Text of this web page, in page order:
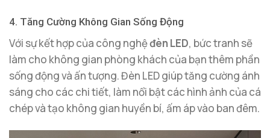
4. Tăng Cường Không Gian Sống Động
Với sự kết hợp của công nghệđèn LED, bức tranh sẽ
làm cho không gian phòng khách của bạn thêm phần
sống động và ấn tượng. Đèn LED giúp tăng cường ánh
sáng cho các chi tiết, làm nổi bật các hình ảnh của cá
chép và tạo không gian huyền bí, ấm áp vào ban đêm.